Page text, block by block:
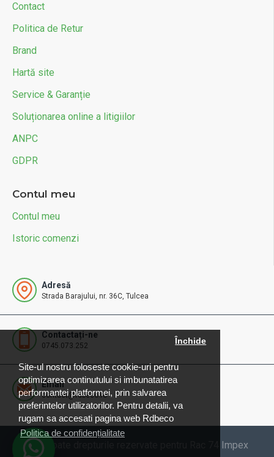
Site-ul nostru foloseste cookie-uri pentru
optimizarea continutului si imbunatatirea
performantei platformei, prin salvarea
preferintelor utilizatorilor. Pentru detalii, va
rugam sa accesati pagina web Rdbeco
Politica de confidențialitate
Închide
Contact
Politica de Retur
Brand
Hartă site
Service & Garanție
Soluționarea online a litigiilor
ANPC
GDPR
Contul meu
Contul meu
Istoric comenzi
Adresă
Strada Barajului, nr. 36C, Tulcea
Contactați-ne
0745.073.252
Email
contact@rdbeco.ro
© 2025 Toate drepturile rezervate pentru Rac 74 Impex